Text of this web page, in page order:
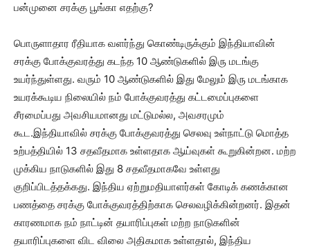
பன்முனை சரக்கு பூங்கா எதற்கு?
பொருளாதார ரீதியாக வளர்ந்து கொண்டிருக்கும் இந்தியாவின்
சரக்கு போக்குவரத்து கடந்த 10 ஆண்டுகளில் இரு மடங்கு
உயர்ந்துள்ளது. வரும் 10 ஆண்டுகளில் இது மேலும் இரு மடங்காக
உயரக்கூடிய நிலையில் நம் போக்குவரத்து கட்டமைப்புகளை
சீரமைப்பது அவசியமானது மட்டுமல்ல, அவசரமும்
கூட.இந்தியாவில் சரக்கு போக்குவரத்து செலவு உள்நாட்டு மொத்த
உற்பத்தியில் 13 சதவீதமாக உள்ளதாக ஆய்வுகள் கூறுகின்றன. மற்ற
முக்கிய நாடுகளில் இது 8 சதவீதமாகவே உள்ளது
குறிப்பிடத்தக்கது. இந்திய ஏற்றுமதியாளர்கள் கோடிக் கணக்கான
பணத்தை சரக்கு போக்குவரத்திற்காக செலவழிக்கின்றனர். இதன்
காரணமாக நம் நாட்டின் தயாரிப்புகள் மற்ற நாடுகளின்
தயாரிப்புகளை விட விலை அதிகமாக உள்ளதால், இந்திய